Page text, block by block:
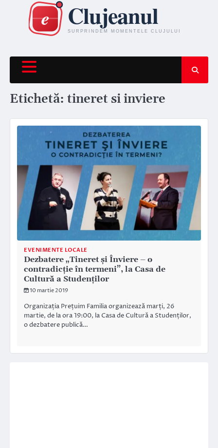
content
Etichetă: tineret si inviere
EVENIMENTE LOCALE
Dezbatere „Tineret și Înviere – o
contradicție în termeni”, la Casa de
Cultură a Studenților
10 martie 2019
Organizația Prețuim Familia organizează marți, 26
martie, de la ora 19:00, la Casa de Cultură a Studenților,
o dezbatere publică…